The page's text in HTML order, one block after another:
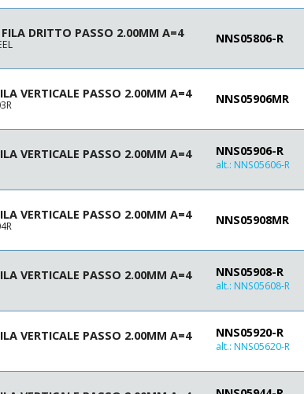
6,3
8,5
DRITTO PASSO 2.00MM A=4 NNS05806-R
VERTICALE PASSO 2.00MM A=4 NNS05906MR
VERTICALE PASSO 2.00MM A=4 NNS05906-R
alt.: NNS05606-R
VERTICALE PASSO 2.00MM A=4 NNS05908MR
VERTICALE PASSO 2.00MM A=4 NNS05908-R
alt.: NNS05608-R
VERTICALE PASSO 2.00MM A=4 NNS05920-R
alt.: NNS05620-R